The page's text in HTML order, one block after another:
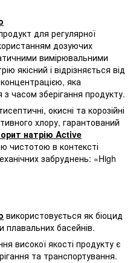
для регулярної
дозуючих
вимірювальними
якісний і відрізняється від
яка
з часом зберігання продукту.
окисні та корозійні
хлору, гарантований
натрію Active
чистотою в контексті
забруднень: «High
використовується як біоцид
плавальних басейнів.
високої якості продукту є
та транспортування.